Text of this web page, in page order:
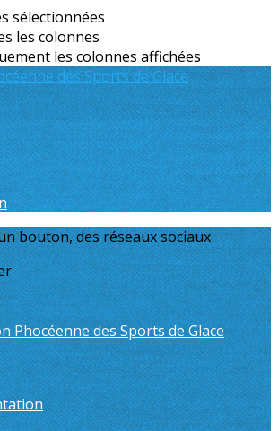
sélectionnées
les colonnes
les colonnes affichées
bouton, des réseaux sociaux